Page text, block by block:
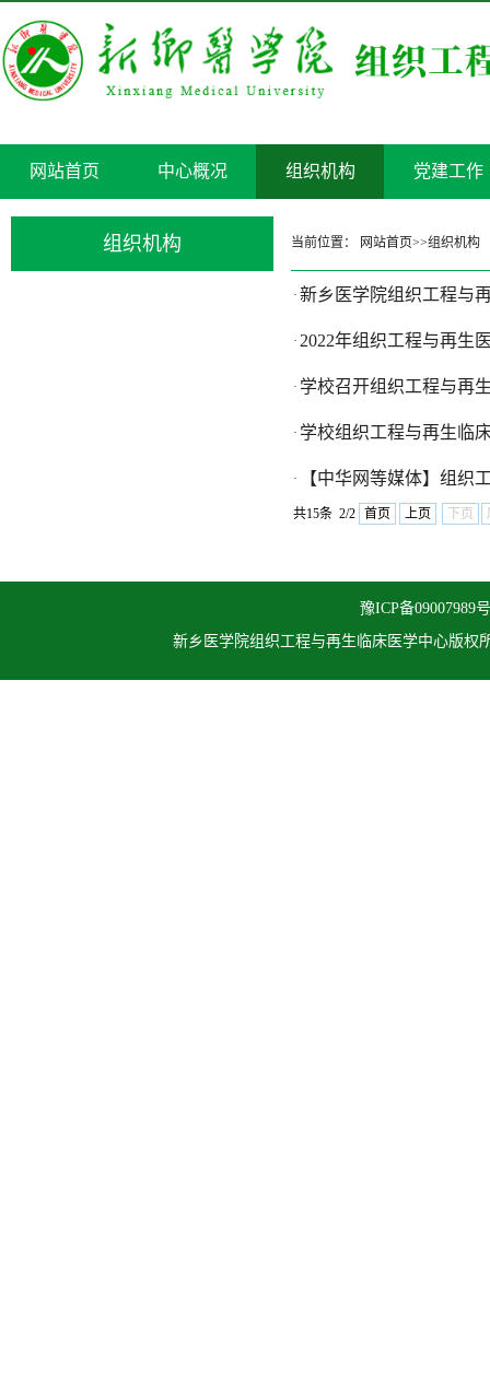
网站首页 中心概况 组织机构 党建工作
组织机构 当前位置： 网站首页>>组织机构
· 新乡医学院组织工程与
· 2022年组织工程与再生
· 学校召开组织工程与再
· 学校组织工程与再生临
· 【中华网等媒体】组织
共15条 2/2 首页 上页 下页
豫ICP备09007989
新乡医学院组织工程与再生临床医学中心版权